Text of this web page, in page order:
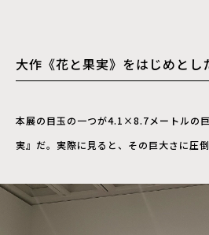
大作《花と果実》をはじめとし
本展の目玉の一つが4.1×8.7メートルの
実』だ。実際に見ると、その巨大さに圧倒